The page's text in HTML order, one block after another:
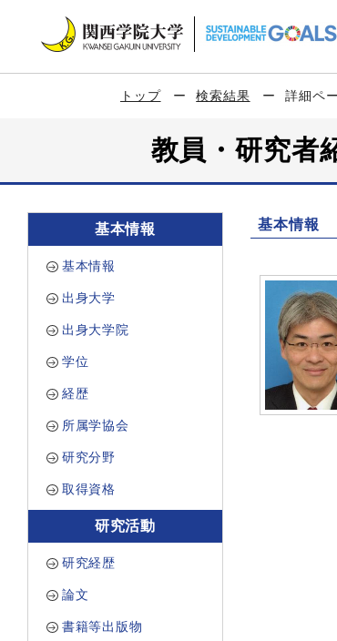
トップ 検索結果 詳細ペ
教員・研究
基本情報
基本情報
出身大学
出身大学院
学位
経歴
所属学協会
研究分野
取得資格
研究活動
研究経歴
論文
書籍等出版物
基本情報